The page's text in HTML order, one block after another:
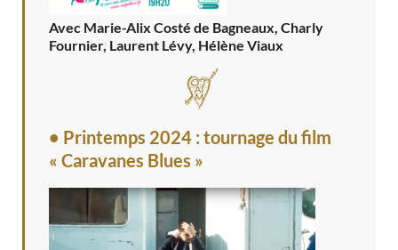
Avec Marie-Alix Costé de Bagneaux, Charly
Fournier, Laurent Lévy, Hélène Viaux
• Printemps 2024 : tournage du film
« Caravanes Blues »